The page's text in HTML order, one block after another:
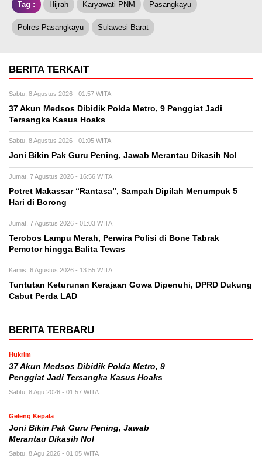
Tag : Hijrah Karyawati PNM Pasangkayu
Polres Pasangkayu Sulawesi Barat
BERITA TERKAIT
Sabtu, 8 Agustus 2026 - 01:57 WITA
37 Akun Medsos Dibidik Polda Metro, 9 Penggiat Jadi
Tersangka Kasus Hoaks
Sabtu, 8 Agustus 2026 - 01:05 WITA
Joni Bikin Pak Guru Pening, Jawab Merantau Dikasih Nol
Jumat, 7 Agustus 2026 - 16:56 WITA
Potret Makassar “Rantasa”, Sampah Dipilah Menumpuk 5
Hari di Borong
Jumat, 7 Agustus 2026 - 01:03 WITA
Terobos Lampu Merah, Perwira Polisi di Bone Tabrak
Pemotor hingga Balita Tewas
Kamis, 6 Agustus 2026 - 13:55 WITA
Tuntutan Keturunan Kerajaan Gowa Dipenuhi, DPRD Dukung
Cabut Perda LAD
BERITA TERBARU
Hukrim
37 Akun Medsos Dibidik Polda Metro, 9
Penggiat Jadi Tersangka Kasus Hoaks
Sabtu, 8 Agu 2026 - 01:57 WITA
Geleng Kepala
Joni Bikin Pak Guru Pening, Jawab
Merantau Dikasih Nol
Sabtu, 8 Agu 2026 - 01:05 WITA